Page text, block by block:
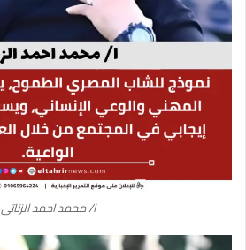
ا/ محمد احمد الزناتى